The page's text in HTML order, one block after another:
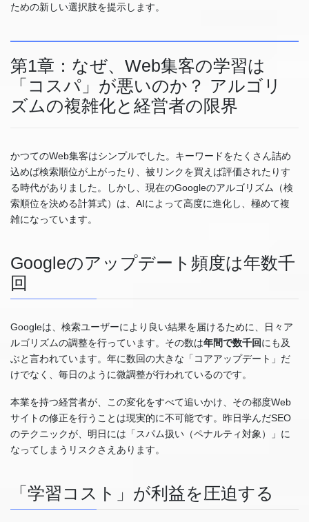
ための新しい選択肢を提示します。
第1章：なぜ、Web集客の学習は
「コスパ」が悪いのか？ アルゴリ
ズムの複雑化と経営者の限界
かつてのWeb集客はシンプルでした。キーワードをたくさん詰め
込めば検索順位が上がったり、被リンクを買えば評価されたりす
る時代がありました。しかし、現在のGoogleのアルゴリズム（検
索順位を決める計算式）は、AIによって高度に進化し、極めて複
雑になっています。
Googleのアップデート頻度は年数千
回
Googleは、検索ユーザーにより良い結果を届けるために、日々ア
ルゴリズムの調整を行っています。その数は年間で数千回にも及
ぶと言われています。年に数回の大きな「コアアップデート」だ
けでなく、毎日のように微調整が行われているのです。
本業を持つ経営者が、この変化をすべて追いかけ、その都度Web
サイトの修正を行うことは現実的に不可能です。昨日学んだSEO
のテクニックが、明日には「スパム扱い（ペナルティ対象）」に
なってしまうリスクさえあります。
「学習コスト」が利益を圧迫する